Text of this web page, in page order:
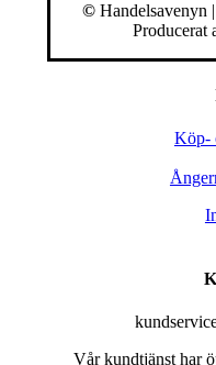
© Handelsavenyn
Producerat
Köp-
Vår kundtjänst har